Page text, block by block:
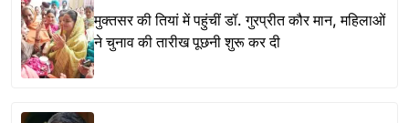
मुक्तसर की तियां में पहुंचीं डॉ. गुरप्रीत कौर मान, महिलाओं
ने चुनाव की तारीख पूछनी शुरू कर दी